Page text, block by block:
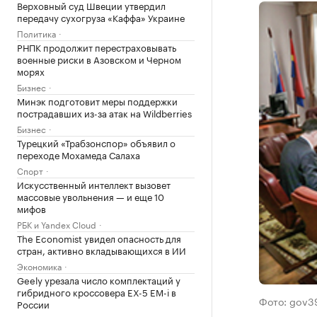
Верховный суд Швеции утвердил
передачу сухогруза «Каффа» Украине
Политика
РНПК продолжит перестраховывать
военные риски в Азовском и Черном
морях
Бизнес
Минэк подготовит меры поддержки
пострадавших из-за атак на Wildberries
Бизнес
Турецкий «Трабзонспор» объявил о
переходе Мохамеда Салаха
Спорт
Искусственный интеллект вызовет
массовые увольнения — и еще 10
мифов
РБК и Yandex Cloud
The Economist увидел опасность для
стран, активно вкладывающихся в ИИ
Экономика
Geely урезала число комплектаций у
гибридного кроссовера EX-5 EM-i в
России
Фото: